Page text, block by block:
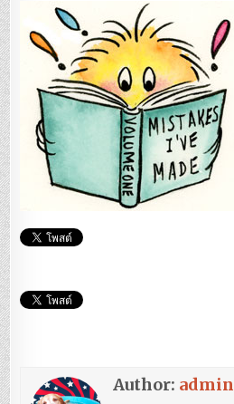
Author: admin